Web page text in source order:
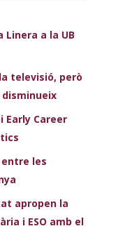
Linera a la UB
televisió, però
Early Career
les
apropen la
i ESO amb el